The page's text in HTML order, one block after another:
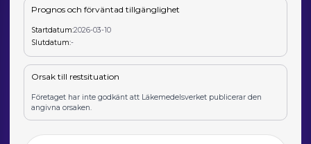
Prognos och förväntad tillgänglighet
Startdatum:2026-03-10
Slutdatum:-
Orsak till restsituation
Företaget har inte godkänt att Läkemedelsverket publicerar den
angivna orsaken.